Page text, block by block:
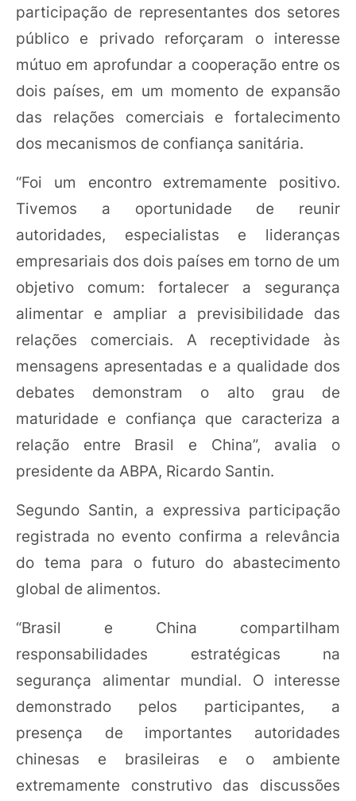
participação de representantes dos setores
público e privado reforçaram o interesse
mútuo em aprofundar a cooperação entre os
dois países, em um momento de expansão
das relações comerciais e fortalecimento
dos mecanismos de confiança sanitária.
“Foi um encontro extremamente positivo.
Tivemos a oportunidade de reunir
autoridades, especialistas e lideranças
empresariais dos dois países em torno de um
objetivo comum: fortalecer a segurança
alimentar e ampliar a previsibilidade das
relações comerciais. A receptividade às
mensagens apresentadas e a qualidade dos
debates demonstram o alto grau de
maturidade e confiança que caracteriza a
relação entre Brasil e China”, avalia o
presidente da ABPA, Ricardo Santin.
Segundo Santin, a expressiva participação
registrada no evento confirma a relevância
do tema para o futuro do abastecimento
global de alimentos.
“Brasil e China compartilham
responsabilidades estratégicas na
segurança alimentar mundial. O interesse
demonstrado pelos participantes, a
presença de importantes autoridades
chinesas e brasileiras e o ambiente
extremamente construtivo das discussões